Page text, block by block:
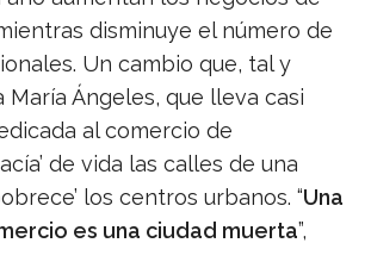
disminuye el número de
Un cambio que, tal y
María Ángeles, que lleva casi
al comercio de
de vida las calles de una
los centros urbanos. “Una
es una ciudad muerta”,